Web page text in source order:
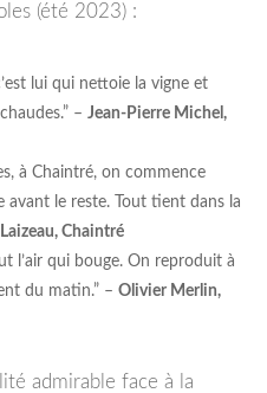
(été 2023) :
lui qui nettoie la vigne et
– Jean-Pierre Michel,
à Chaintré, on commence
avant le reste. Tout tient dans la
Chaintré
l’air qui bouge. On reproduit à
du matin.” – Olivier Merlin,
admirable face à la